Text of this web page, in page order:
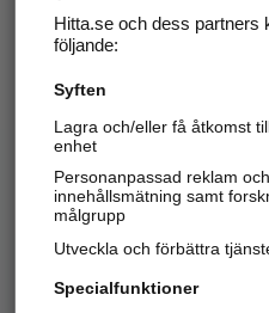
Hitta.se - Gratis
Sök företag, personer och
Hitta telefonnummer,
Hitta.se och dess partners
följande:
Syften
Lagra och/eller få åtkomst
enhet
Personanpassad reklam
innehållsmätning samt
målgrupp
Utveckla och förbättra
Specialfunktioner